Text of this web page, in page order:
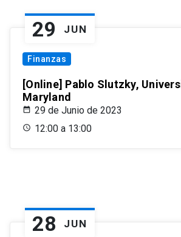
29 JUN
Finanzas
[Online] Pablo Slutzky,
Maryland
29 de Junio de 2023
12:00 a 13:00
28 JUN